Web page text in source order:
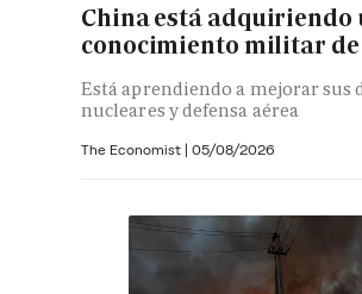
China está adquiriendo
conocimiento militar de
Está aprendiendo a mejorar sus
nucleares y defensa aérea
The Economist | 05/08/2026